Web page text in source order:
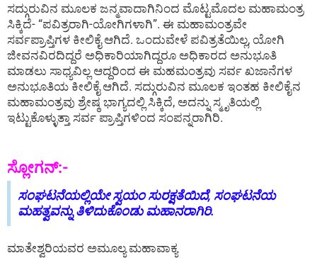
ಸದ್ಗುರುವಿನ ಮೂಲಕ ಜನ್ಮವಾದಾಗಿನಿಂದ ಮೊಟ್ಟಮೊದಲ ಮಹಾಮಂತ್ರ
ಸಿಕ್ಕಿದೆ- “ಪವಿತ್ರರಾಗಿ-ಯೋಗಿಗಳಾಗಿ”. ಈ ಮಹಾಮಂತ್ರವೇ
ಸರ್ವಪ್ರಾಪ್ತಿಗಳ ಕೀಲಿಕೈ ಆಗಿದೆ. ಒಂದುವೇಳೆ ಪವಿತ್ರತೆಯಿಲ್ಲ, ಯೋಗಿ
ಜೀವನವಿರದಿದ್ದರೆ ಅಧಿಕಾರಿಯಾಗಿದ್ದರೂ ಅಧಿಕಾರದ ಅನುಭೂತಿ
ಮಾಡಲು ಸಾಧ್ಯವಿಲ್ಲ ಆದ್ದರಿಂದ ಈ ಮಹಮಂತ್ರವು ಸರ್ವ ಖಜಾನೆಗಳ
ಅನುಭೂತಿಯ ಕೀಲಿಕೈ ಆಗಿದೆ. ಸದ್ಗುರುವಿನ ಮೂಲಕ ಇಂತಹ ಕೀಲಿಕೈನ
ಮಹಾಮಂತ್ರವು ಶ್ರೇಷ್ಠ ಭಾಗ್ಯದಲ್ಲಿ ಸಿಕ್ಕಿದೆ, ಅದನ್ನು ಸ್ಮೃತಿಯಲ್ಲಿ
ಇಟ್ಟುಕೊಳ್ಳುತ್ತಾ ಸರ್ವ ಪ್ರಾಪ್ತಿಗಳಿಂದ ಸಂಪನ್ನರಾಗಿರಿ.
ಸ್ಲೋಗನ್:-
ಸಂಘಟನೆಯಲ್ಲಿಯೇ ಸ್ವಯಂ ಸುರಕ್ಷತೆಯಿದೆ, ಸಂಘಟನೆಯ
ಮಹತ್ವವನ್ನು ತಿಳಿದುಕೊಂಡು ಮಹಾನರಾಗಿರಿ.
ಮಾತೇಶ್ವರಿಯವರ ಅಮೂಲ್ಯ ಮಹಾವಾಕ್ಯ